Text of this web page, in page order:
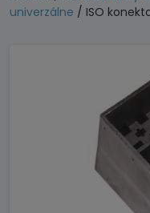
univerzálne / ISO